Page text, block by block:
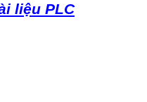
liệu PLC